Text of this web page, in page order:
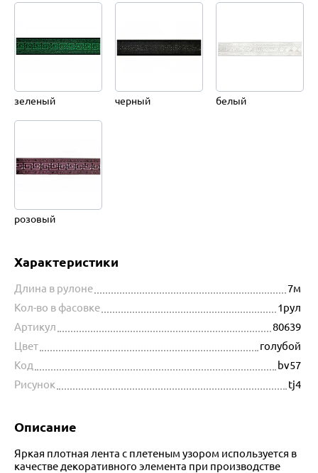
зеленый черный белый
розовый
Характеристики
Длина в рулоне
7м
Кол-во в фасовке
1рул
Артикул
80639
Цвет
голубой
Код
bv57
Рисунок
tj4
Описание
Яркая плотная лента с плетеным узором используется в
качестве декоративного элемента при производстве